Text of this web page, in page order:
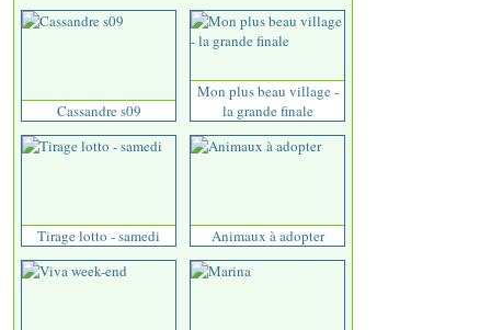
Cassandre s09
Mon plus beau village -
la grande finale
Tirage lotto - samedi Animaux à adopter